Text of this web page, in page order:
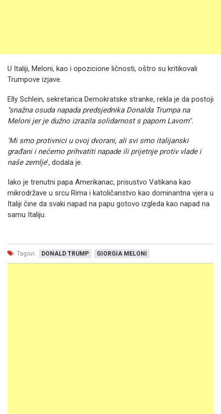
U Italiji, Meloni, kao i opozicione ličnosti, oštro su kritikovali
Trumpove izjave.
Elly Schlein, sekretarica Demokratske stranke, rekla je da postoji
"snažna osuda napada predsjednika Donalda Trumpa na
Meloni jer je dužno izrazila solidarnost s papom Lavom".
'Mi smo protivnici u ovoj dvorani, ali svi smo italijanski
građani i nećemo prihvatiti napade ili prijetnje protiv vlade i
naše zemlje', dodala je.
Iako je trenutni papa Amerikanac, prisustvo Vatikana kao
mikrodržave u srcu Rima i katoličanstvo kao dominantna vjera u
Italiji čine da svaki napad na papu gotovo izgleda kao napad na
samu Italiju.
Tagovi: DONALD TRUMP GIORGIA MELONI